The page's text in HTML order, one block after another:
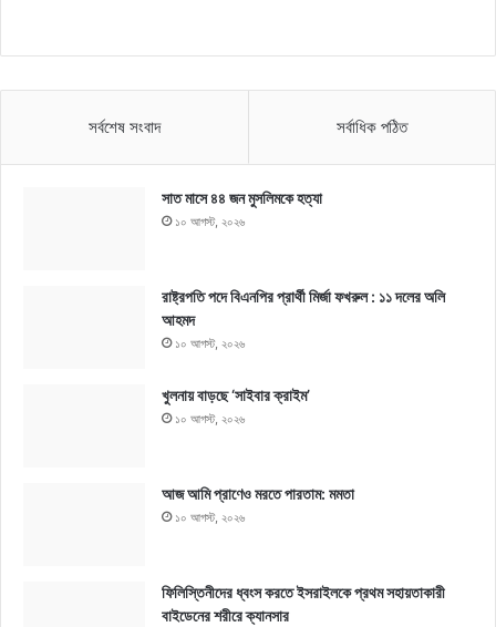
সর্বশেষ সংবাদ সর্বাধিক পঠিত
সাত মাসে ৪৪ জন মুসলিমকে হত্যা
১০ আগস্ট, ২০২৬
রাষ্ট্রপতি পদে বিএনপির প্রার্থী মির্জা ফখরুল : ১১ দলের অলি
আহমদ
১০ আগস্ট, ২০২৬
খুলনায় বাড়ছে ‘সাইবার ক্রাইম’
১০ আগস্ট, ২০২৬
আজ আমি প্রাণেও মরতে পারতাম: মমতা
১০ আগস্ট, ২০২৬
ফিলিস্তিনীদের ধ্বংস করতে ইসরাইলকে প্রথম সহায়তাকারী
বাইডেনের শরীরে ক্যানসার